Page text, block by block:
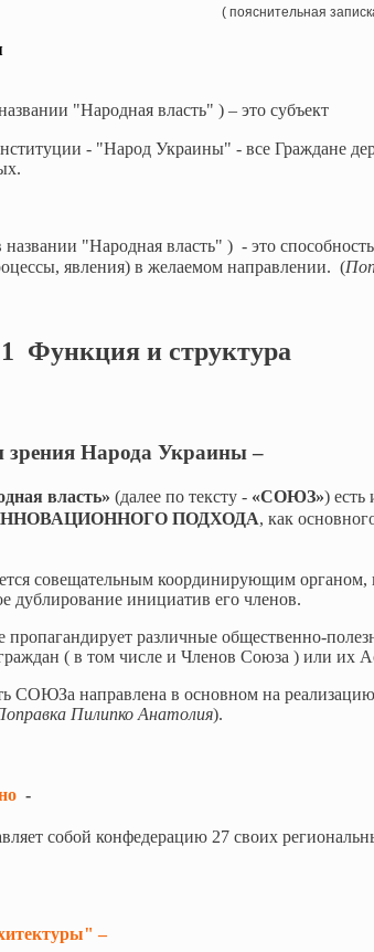
( пояснительная
"Народная власть" ) – это субъект
- "Народ Украины" - все Граждане
названии "Народная власть" ) - это
явления) в желаемом направлении. (
Функция и структура
Народа Украины –
власть» (далее по тексту - «СОЮЗ») есть
ПОДХОДА, как
совещательным координирующим
дублирование инициатив его членов.
различные общественно-
( в том числе и Членов Союза ) или их
СОЮЗа направлена в основном на
Пилипко Анатолия).
-
собой конфедерацию 27 своих
–